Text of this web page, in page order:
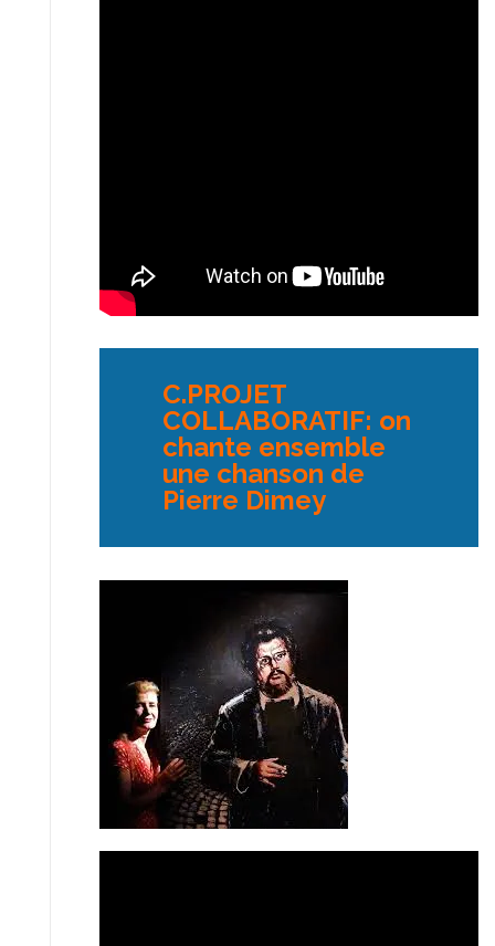
C.PROJET
COLLABORATIF: on
chante ensemble
une chanson de
Pierre Dimey